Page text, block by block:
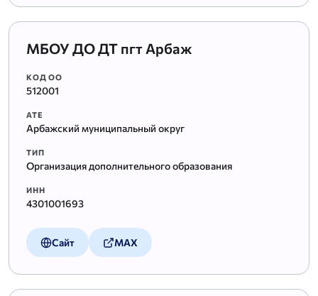
МБОУ ДО ДТ пгт Арбаж
КОД ОО
512001
АТЕ
Арбажский муниципальный округ
ТИП
Организация дополнительного образования
ИНН
4301001693
Сайт MAX